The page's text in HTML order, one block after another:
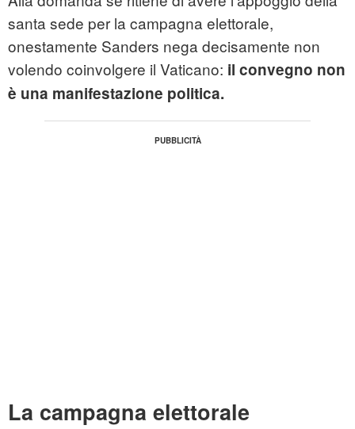
santa sede per la campagna elettorale,
onestamente Sanders nega decisamente non
volendo coinvolgere il Vaticano: il convegno non
è una manifestazione politica.
La campagna elettorale